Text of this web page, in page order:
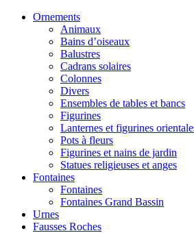
Ornements
Animaux
Bains d’oiseaux
Balustres
Cadrans solaires
Colonnes
Divers
Ensembles de tables et bancs
Figurines
Lanternes et figurines
Pots à fleurs
Figurines et nains de jardin
Statues religieuses et anges
Fontaines
Fontaines
Fontaines Grand Bassin
Urnes
Fausses Roches